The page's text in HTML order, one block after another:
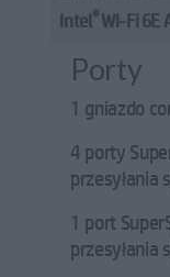
Intel®Wi-Fi 6E
Porty
1 gniazdo
4 porty
przesyłania
1 port
przesyłania